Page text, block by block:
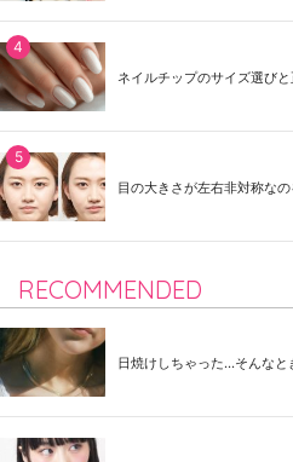
ネイルチップのサイズ選び
目の大きさが左右非対称な
RECOMMENDED
日焼けしちゃった...そんな